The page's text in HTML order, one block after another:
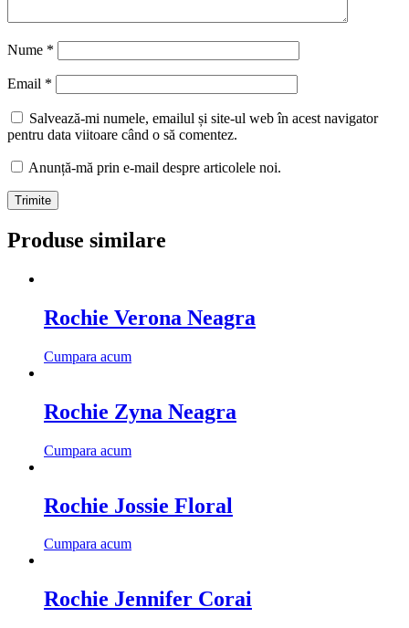
Nume *
Email *
Salvează-mi numele, emailul și site-ul web în acest navigator
pentru data viitoare când o să comentez.
Anunță-mă prin e-mail despre articolele noi.
Produse similare
Rochie Verona Neagra
Cumpara acum
Rochie Zyna Neagra
Cumpara acum
Rochie Jossie Floral
Cumpara acum
Rochie Jennifer Corai